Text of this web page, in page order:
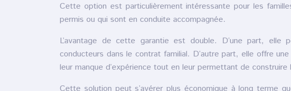
Cette option est particulièrement intéressante pour les
permis ou qui sont en conduite accompagnée.
L’avantage de cette garantie est double. D’une part, elle
conducteurs dans le contrat familial. D’autre part, elle offre
leur manque d’expérience tout en leur permettant de